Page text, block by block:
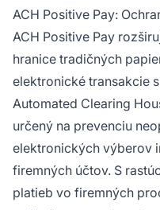
ACH Positive Pay:
ACH Positive Pay
hranice tradičných
elektronické transakcie
Automated Clearing
určený na prevenciu
elektronických výberov
firemných účtov. S
platieb vo firemných